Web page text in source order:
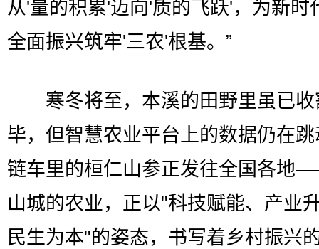
从'量的积累'迈向'质的飞跃'，为新时
全面振兴筑牢'三农'根基。”
寒冬将至，本溪的田野里虽已收
毕，但智慧农业平台上的数据仍在
链车里的桓仁山参正发往全国各地
山城的农业，正以"科技赋能、产业
民生为本"的姿态，书写着乡村振兴